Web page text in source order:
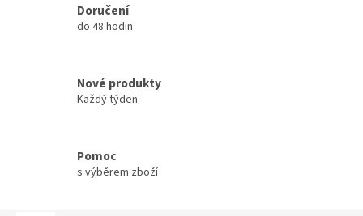
Doručení
do 48 hodin
Nové produkty
Každý týden
Pomoc
s výběrem zboží